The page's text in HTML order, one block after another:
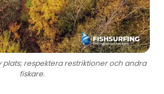
respektera restriktioner och andra
fiskare.